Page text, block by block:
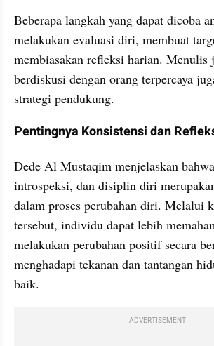
Beberapa langkah yang dapat dicoba
melakukan evaluasi diri, membuat
membiasakan refleksi harian. Menulis
berdiskusi dengan orang terpercaya
strategi pendukung.
Pentingnya Konsistensi dan
Dede Al Mustaqim menjelaskan
introspeksi, dan disiplin diri
dalam proses perubahan diri. Melalui
tersebut, individu dapat lebih
melakukan perubahan positif secara
menghadapi tekanan dan tantangan
baik.
ADVERTISEMENT